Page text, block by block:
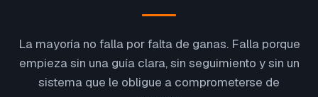
La mayoría no falla por falta de ganas. Falla porque
empieza sin una guía clara, sin seguimiento y sin un
sistema que le obligue a comprometerse de